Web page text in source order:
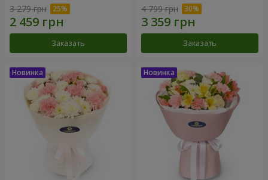
3 279 грн
Заказать
4 799 грн
Заказать